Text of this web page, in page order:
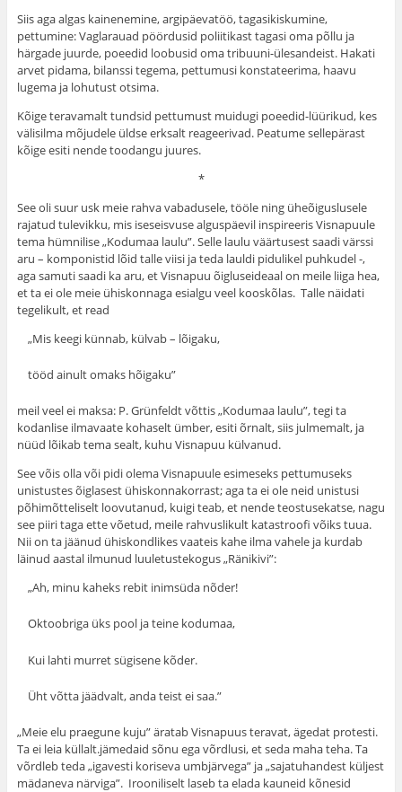
Siis aga algas kainenemine, argipäevatöö, tagasikisku­mine,
pettumine: Vaglarauad pöördusid poliitikast tagasi oma põllu ja
härgade juurde, poeedid loobusid oma tribuuni-ülesandeist. Hakati
arvet pidama, bilanssi tegema, pettumusi konstateerima, haavu
lugema ja lohutust otsima.
Kõige teravamalt tundsid pettumust muidugi poeedid-lüürikud, kes
välisilma mõjudele üldse erksalt reageerivad. Peatume sellepärast
kõige esiti nende toodangu juures.
*
See oli suur usk meie rahva vabadusele, tööle ning üheõiguslusele
rajatud tulevikku, mis iseseisvuse algus­päevil inspireeris Visnapuule
tema hümnilise „Kodumaa laulu”. Selle laulu väärtusest saadi värssi
aru – kompo­nistid lõid talle viisi ja teda lauldi pidulikel puhkudel -,
aga samuti saadi ka aru, et Visnapuu õigluseideaal on meile liiga hea,
et ta ei ole meie ühiskonnaga esialgu veel kooskõlas. Talle näidati
tegelikult, et read
„Mis keegi künnab, külvab – lõigaku,
tööd ainult omaks hõigaku”
meil veel ei maksa: P. Grünfeldt võttis „Kodumaa laulu”, tegi ta
kodanlise ilmavaate kohaselt ümber, esiti õrnalt, siis julmemalt, ja
nüüd lõikab tema sealt, kuhu Visnapuu külvanud.
See võis olla või pidi olema Visnapuule esimeseks pettumuseks
unistustes õiglasest ühiskonnakorrast; aga ta ei ole neid unistusi
põhimõtteliselt loovutanud, kuigi teab, et nende teostusekatse, nagu
see piiri taga ette võetud, meile rahvuslikult katastroofi võiks tuua.
Nii on ta jäänud ühiskondlikes vaateis kahe ilma vahele ja kurdab
läinud aastal ilmunud luuletustekogus „Ränikivi”:
„Ah, minu kaheks rebit inimsüda nõder!
Oktoobriga üks pool ja teine kodumaa,
Kui lahti murret sügisene kõder.
Üht võtta jäädvalt, anda teist ei saa.”
„Meie elu praegune kuju” äratab Visnapuus teravat, ägedat protesti.
Ta ei leia küllalt.jämedaid sõnu ega võrd­lusi, et seda maha teha. Ta
võrdleb teda „igavesti kori­seva umbjärvega” ja „sajatuhandest küljest
mädaneva närviga”. Irooniliselt laseb ta elada kauneid kõnesid